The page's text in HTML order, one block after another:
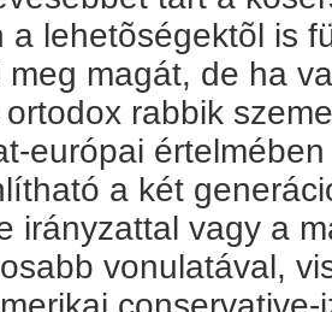
a lehetõségektõl is
meg magát, de ha
rabbik
európai
a két
irányzattal vagy a
vonulatával,